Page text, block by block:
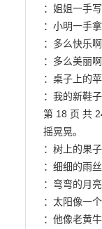
：姐姐一手
：小明一手
：多么快乐
：多么美丽
：桌子上的
：我的新鞋
第 18 页 共
摇晃晃。
：树上的果
：细细的雨
：弯弯的月
：太阳像一
：他像老黄